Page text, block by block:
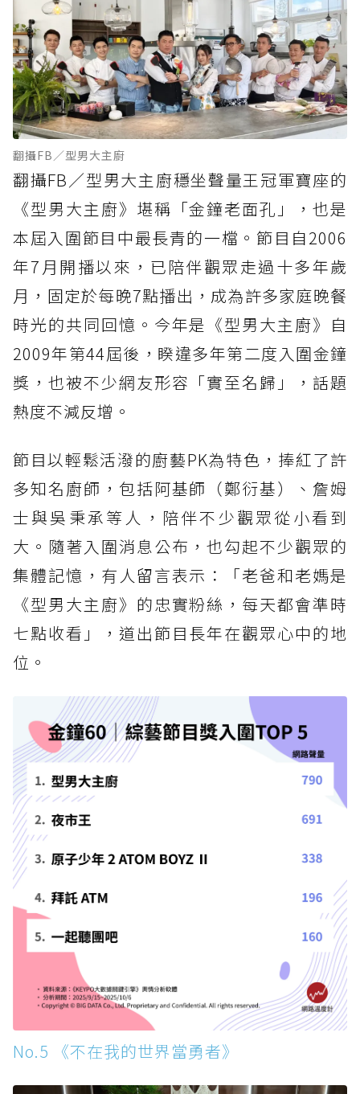
翻攝FB／型男大主廚
翻攝FB／型男大主廚穩坐聲量王冠軍寶座的
《型男大主廚》堪稱「金鐘老面孔」，也是
本屆入圍節目中最長青的一檔。節目自2006
年7月開播以來，已陪伴觀眾走過十多年歲
月，固定於每晚7點播出，成為許多家庭晚餐
時光的共同回憶。今年是《型男大主廚》自
2009年第44屆後，睽違多年第二度入圍金鐘
獎，也被不少網友形容「實至名歸」，話題
熱度不減反增。
節目以輕鬆活潑的廚藝PK為特色，捧紅了許
多知名廚師，包括阿基師（鄭衍基）、詹姆
士與吳秉承等人，陪伴不少觀眾從小看到
大。隨著入圍消息公布，也勾起不少觀眾的
集體記憶，有人留言表示：「老爸和老媽是
《型男大主廚》的忠實粉絲，每天都會準時
七點收看」，道出節目長年在觀眾心中的地
位。
No.5 《不在我的世界當勇者》